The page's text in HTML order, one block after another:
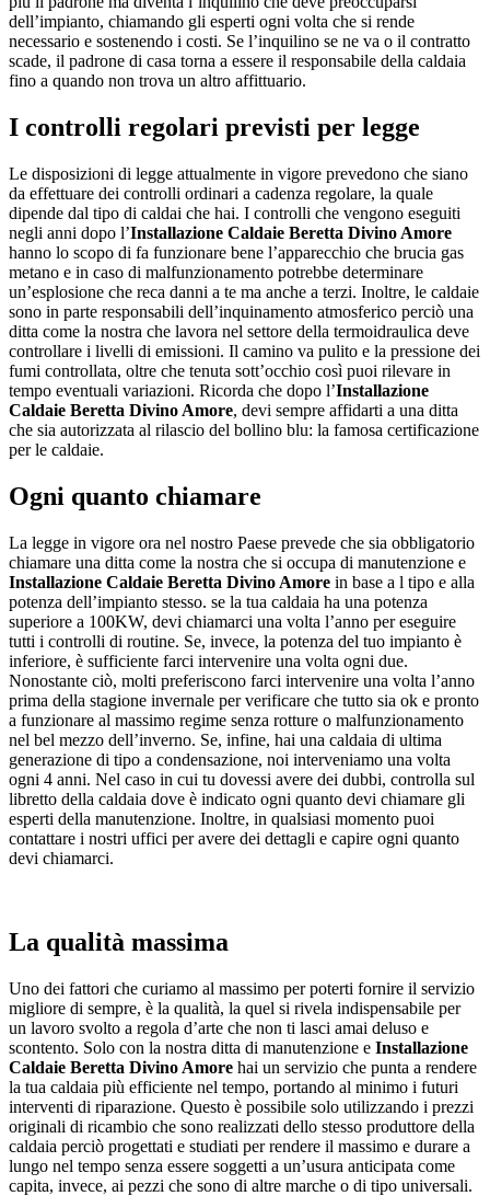
dell’impianto, chiamando gli esperti ogni volta che si rende
necessario e sostenendo i costi. Se l’inquilino se ne va o il contratto
scade, il padrone di casa torna a essere il responsabile della caldaia
fino a quando non trova un altro affittuario.
I controlli regolari previsti per legge
Le disposizioni di legge attualmente in vigore prevedono che siano
da effettuare dei controlli ordinari a cadenza regolare, la quale
dipende dal tipo di caldai che hai. I controlli che vengono eseguiti
negli anni dopo l’Installazione Caldaie Beretta Divino Amore
hanno lo scopo di fa funzionare bene l’apparecchio che brucia gas
metano e in caso di malfunzionamento potrebbe determinare
un’esplosione che reca danni a te ma anche a terzi. Inoltre, le caldaie
sono in parte responsabili dell’inquinamento atmosferico perciò una
ditta come la nostra che lavora nel settore della termoidraulica deve
controllare i livelli di emissioni. Il camino va pulito e la pressione dei
fumi controllata, oltre che tenuta sott’occhio così puoi rilevare in
tempo eventuali variazioni. Ricorda che dopo l’Installazione
Caldaie Beretta Divino Amore, devi sempre affidarti a una ditta
che sia autorizzata al rilascio del bollino blu: la famosa certificazione
per le caldaie.
Ogni quanto chiamare
La legge in vigore ora nel nostro Paese prevede che sia obbligatorio
chiamare una ditta come la nostra che si occupa di manutenzione e
Installazione Caldaie Beretta Divino Amore in base a l tipo e alla
potenza dell’impianto stesso. se la tua caldaia ha una potenza
superiore a 100KW, devi chiamarci una volta l’anno per eseguire
tutti i controlli di routine. Se, invece, la potenza del tuo impianto è
inferiore, è sufficiente farci intervenire una volta ogni due.
Nonostante ciò, molti preferiscono farci intervenire una volta l’anno
prima della stagione invernale per verificare che tutto sia ok e pronto
a funzionare al massimo regime senza rotture o malfunzionamento
nel bel mezzo dell’inverno. Se, infine, hai una caldaia di ultima
generazione di tipo a condensazione, noi interveniamo una volta
ogni 4 anni. Nel caso in cui tu dovessi avere dei dubbi, controlla sul
libretto della caldaia dove è indicato ogni quanto devi chiamare gli
esperti della manutenzione. Inoltre, in qualsiasi momento puoi
contattare i nostri uffici per avere dei dettagli e capire ogni quanto
devi chiamarci.
La qualità massima
Uno dei fattori che curiamo al massimo per poterti fornire il servizio
migliore di sempre, è la qualità, la quel si rivela indispensabile per
un lavoro svolto a regola d’arte che non ti lasci amai deluso e
scontento. Solo con la nostra ditta di manutenzione e Installazione
Caldaie Beretta Divino Amore hai un servizio che punta a rendere
la tua caldaia più efficiente nel tempo, portando al minimo i futuri
interventi di riparazione. Questo è possibile solo utilizzando i prezzi
originali di ricambio che sono realizzati dello stesso produttore della
caldaia perciò progettati e studiati per rendere il massimo e durare a
lungo nel tempo senza essere soggetti a un’usura anticipata come
capita, invece, ai pezzi che sono di altre marche o di tipo universali.